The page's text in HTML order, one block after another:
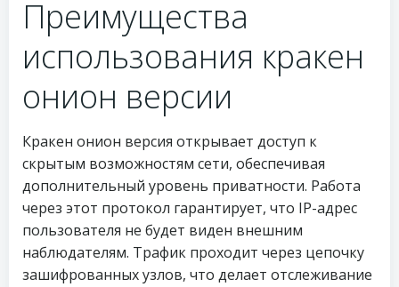
Преимущества
использования кракен
онион версии
Кракен онион версия открывает доступ к
скрытым возможностям сети, обеспечивая
дополнительный уровень приватности. Работа
через этот протокол гарантирует, что IP-адрес
пользователя не будет виден внешним
наблюдателям. Трафик проходит через цепочку
зашифрованных узлов, что делает отслеживание